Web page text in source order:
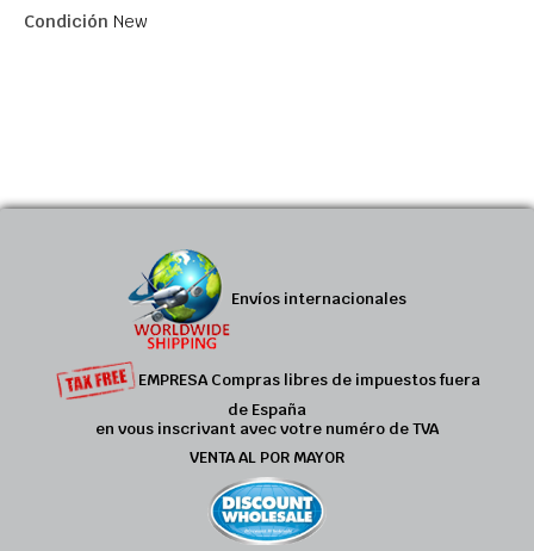
Condición New
Envíos internacionales
EMPRESA Compras libres de impuestos fuera
de España
en vous inscrivant avec votre numéro de TVA
VENTA AL POR MAYOR